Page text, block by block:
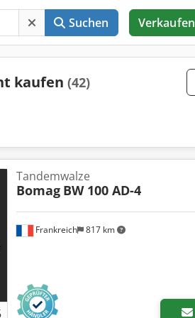
Suchen Verkaufen
kaufen (42)
Frankreich 817 km
Tandemwalze
Bomag BW 100 AD-4